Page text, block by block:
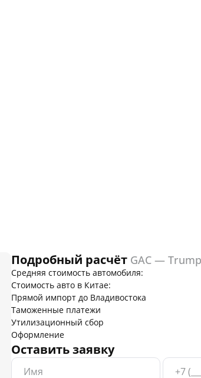
Подробный расчёт GAC —
Средняя стоимость автомобиля:
Стоимость авто в Китае:
Прямой импорт до Владивостока
Таможенные платежи
Утилизационный сбор
Оформление
Оставить заявку